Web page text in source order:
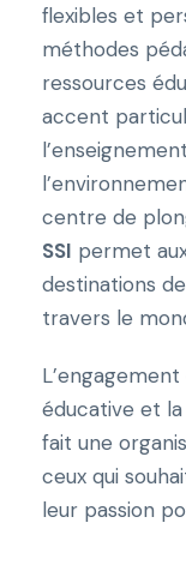
flexibles et
méthodes
ressources
accent
centre de
SSI permet
destinations
travers le
L’engagement
éducative et
fait une
ceux qui
leur passion